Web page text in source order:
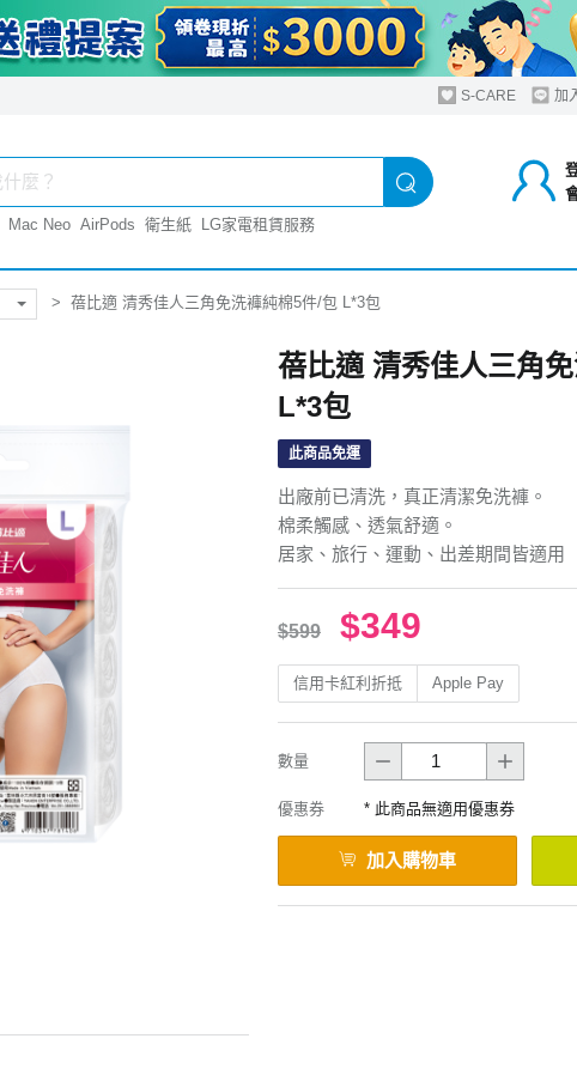
S-CARE 加
Mac Neo AirPods 衛生紙 LG家電租賃服務
蓓比適 清秀佳人三角免洗褲純棉5件/包 L*3包
蓓比適 清秀佳人三角
L*3包
此商品免運
出廠前已清洗，真正清潔免洗褲。
棉柔觸感、透氣舒適。
居家、旅行、運動、出差期間皆適用
$599 $349
信用卡紅利折抵 Apple Pay
數量
優惠券 * 此商品無適用優惠券
加入購物車